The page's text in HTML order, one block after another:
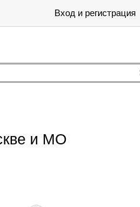
Вход и регистрация
и МО